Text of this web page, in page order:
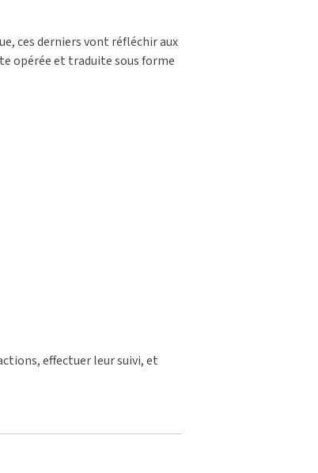
ces derniers vont réfléchir aux
opérée et traduite sous forme
effectuer leur suivi, et